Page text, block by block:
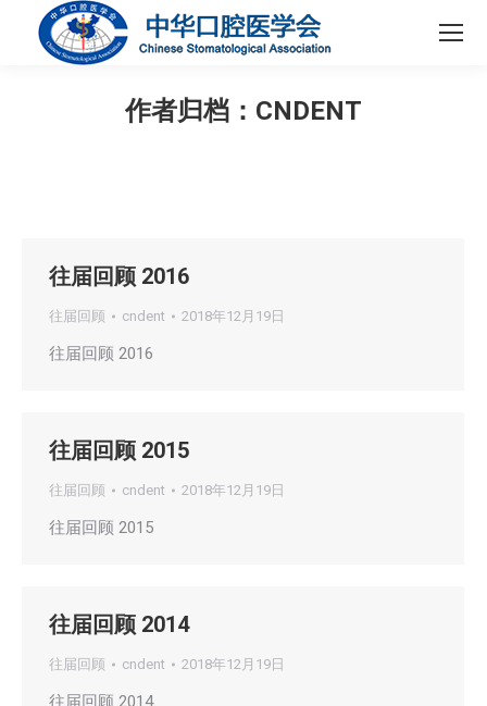
作者归档： CNDENT
往届回顾 2016
往届回顾 cndent 2018年12月19日
往届回顾 2016
往届回顾 2015
往届回顾 cndent 2018年12月19日
往届回顾 2015
往届回顾 2014
往届回顾 cndent 2018年12月19日
往届回顾 2014